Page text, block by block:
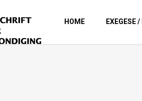
HOME EXEGESE